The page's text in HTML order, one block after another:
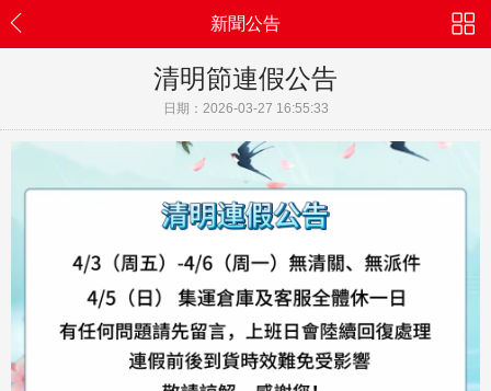
新聞公告
清明節連假公告
日期：2026-03-27 16:55:33